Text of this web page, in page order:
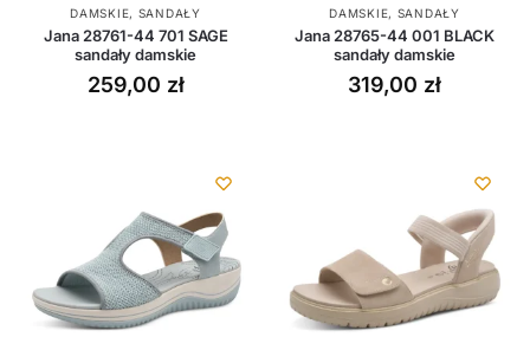
DAMSKIE, SANDAŁY
Jana 28761-44 701 SAGE
sandały damskie
259,00 zł
DAMSKIE, SANDAŁY
Jana 28765-44 001 BLACK
sandały damskie
319,00 zł